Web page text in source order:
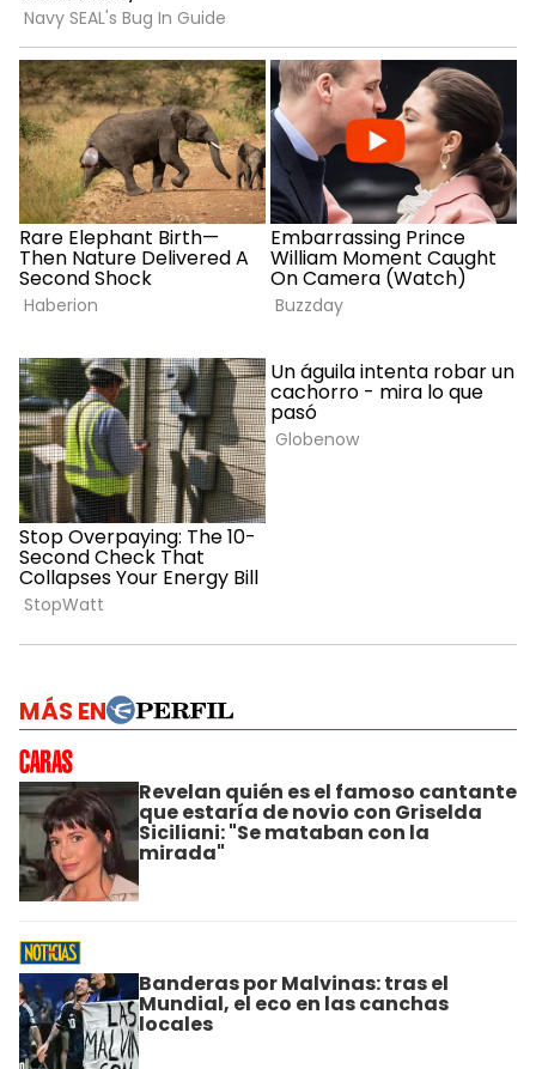
MÁS EN
Revelan quién es el famoso cantante
que estaría de novio con Griselda
Siciliani: "Se mataban con la
mirada"
Banderas por Malvinas: tras el
Mundial, el eco en las canchas
locales